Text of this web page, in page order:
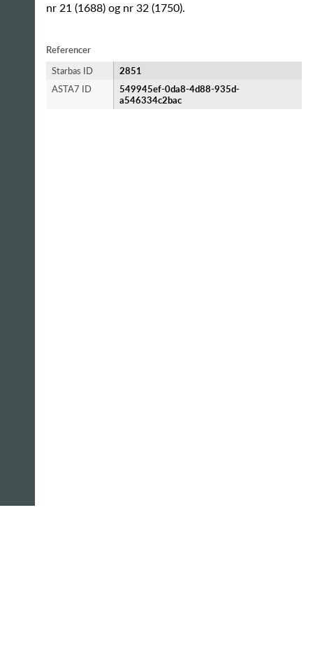
nr 21 (1688) og nr 32 (1750).
Referencer
Starbas ID
2851
ASTA7 ID
549945ef-0da8-4d88-935d-
a546334c2bac